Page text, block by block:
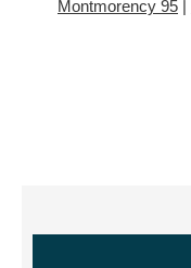
Montmorency 95 |